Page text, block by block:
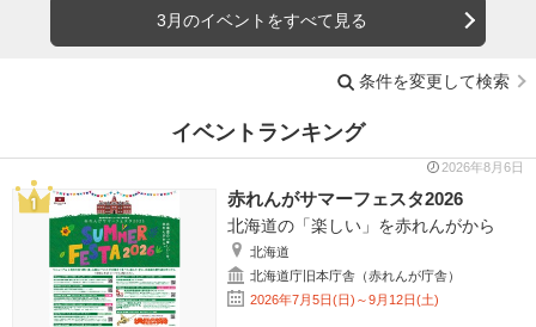
3月のイベントをすべて見る
条件を変更して検索
イベントランキング
2026年8月6日
赤れんがサマーフェスタ2026
北海道の「楽しい」を赤れんがから
北海道
北海道庁旧本庁舎（赤れんが庁舎）
2026年7月5日(日)～9月12日(土)